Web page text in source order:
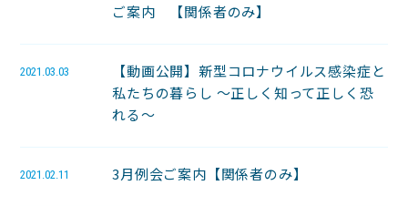
ご案内 【関係者のみ】
2021.03.03
【動画公開】新型コロナウイルス感染症と
私たちの暮らし 〜正しく知って正しく恐
れる〜
2021.02.11 3月例会ご案内【関係者のみ】